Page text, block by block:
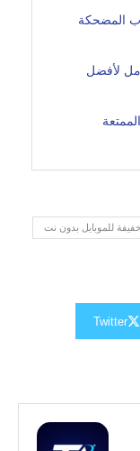
المضحكة
لأفضل
للموبايل بدون نت
Twitter